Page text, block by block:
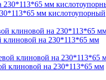
мм кислотоупорный
клиновой на 230*113*65 мм
клиновой на 230*113*65 мм